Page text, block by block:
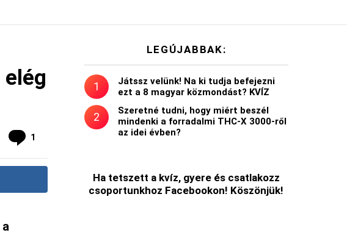
1
LEGÚJABBAK:
Játssz velünk! Na ki tudja befejezni
ezt a 8 magyar közmondást? KVÍZ
Szeretné tudni, hogy miért beszél
mindenki a forradalmi THC-X 3000-ről
az idei évben?
Ha tetszett a kvíz, gyere és csatlakozz
csoportunkhoz Facebookon! Köszönjük!